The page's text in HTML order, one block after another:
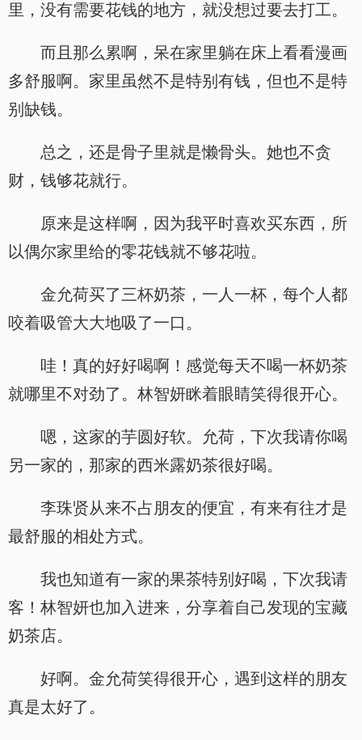
里，没有需要花钱的地方，就没想过要去打工。
而且那么累啊，呆在家里躺在床上看看漫画
多舒服啊。家里虽然不是特别有钱，但也不是特
别缺钱。
总之，还是骨子里就是懒骨头。她也不贪
财，钱够花就行。
原来是这样啊，因为我平时喜欢买东西，所
以偶尔家里给的零花钱就不够花啦。
金允荷买了三杯奶茶，一人一杯，每个人都
咬着吸管大大地吸了一口。
哇！真的好好喝啊！感觉每天不喝一杯奶茶
就哪里不对劲了。林智妍眯着眼睛笑得很开心。
嗯，这家的芋圆好软。允荷，下次我请你喝
另一家的，那家的西米露奶茶很好喝。
李珠贤从来不占朋友的便宜，有来有往才是
最舒服的相处方式。
我也知道有一家的果茶特别好喝，下次我请
客！林智妍也加入进来，分享着自己发现的宝藏
奶茶店。
好啊。金允荷笑得很开心，遇到这样的朋友
真是太好了。